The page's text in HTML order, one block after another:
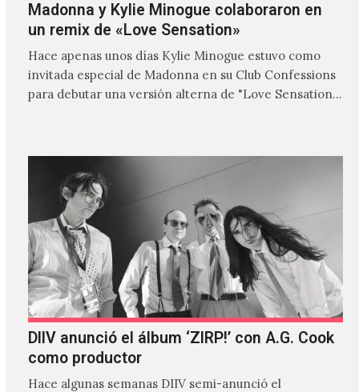
Madonna y Kylie Minogue colaboraron en
un remix de «Love Sensation»
Hace apenas unos días Kylie Minogue estuvo como
invitada especial de Madonna en su Club Confessions
para debutar una versión alterna de "Love Sensation",
DIIV anunció el álbum ‘ZIRP!’ con A.G. Cook
como productor
Hace algunas semanas DIIV semi-anunció el